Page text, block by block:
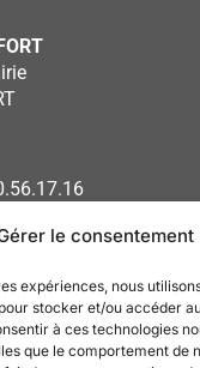
le consentement
expériences, nous
stocker et/ou accéder
à ces technologies
que le comportement de
:
: De
à 17h30